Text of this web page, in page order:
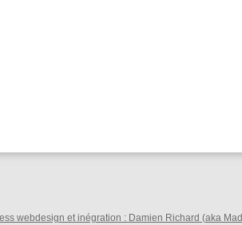
webdesign et inégration : Damien Richard (aka